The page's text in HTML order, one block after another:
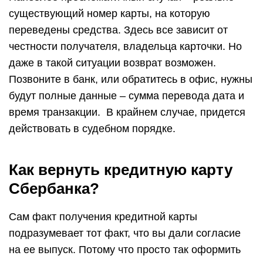
существующий номер карты, на которую
переведены средства. Здесь все зависит от
честности получателя, владельца карточки. Но
даже в такой ситуации возврат возможен.
Позвоните в банк, или обратитесь в офис, нужны
будут полные данные – сумма перевода дата и
время транзакции. В крайнем случае, придется
действовать в судебном порядке.
Как вернуть кредитную карту
Сбербанка?
Сам факт получения кредитной карты
подразумевает тот факт, что вы дали согласие
на ее выпуск. Потому что просто так оформить